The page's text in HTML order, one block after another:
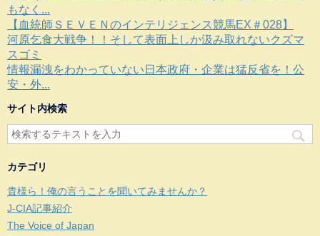
もなく...
【血統師ＳＥＶＥＮのインテリジェンス競馬EX＃028】
河原乞食大戦争！！そして表面上しか汲み取れないクズマ
スゴミ
情報漏洩をわかっていない日本政府・企業は猛反省を！公
安・外...
サイト内検索
カテゴリ
貴様ら！俺の言うことを聞いてみませんか？
J-CIA記事紹介
The Voice of Japan